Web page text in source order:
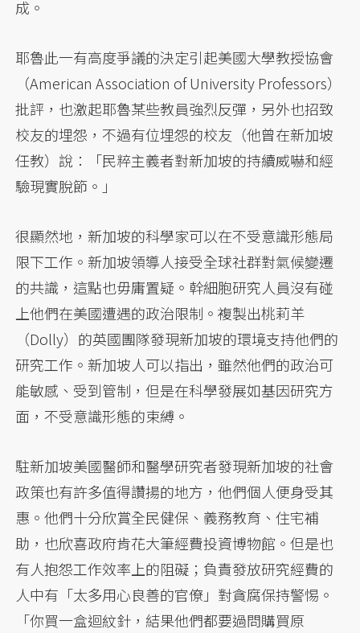
成。
耶魯此一有高度爭議的決定引起美國大學教授協會
（American Association of University Professors）
批評，也激起耶魯某些教員強烈反彈，另外也招致
校友的埋怨，不過有位埋怨的校友（他曾在新加坡
任教）說：「民粹主義者對新加坡的持續威嚇和經
驗現實脫節。」
很顯然地，新加坡的科學家可以在不受意識形態局
限下工作。新加坡領導人接受全球社群對氣候變遷
的共識，這點也毋庸置疑。幹細胞研究人員沒有碰
上他們在美國遭遇的政治限制。複製出桃莉羊
（Dolly）的英國團隊發現新加坡的環境支持他們的
研究工作。新加坡人可以指出，雖然他們的政治可
能敏感、受到管制，但是在科學發展如基因研究方
面，不受意識形態的束縛。
駐新加坡美國醫師和醫學研究者發現新加坡的社會
政策也有許多值得讚揚的地方，他們個人便身受其
惠。他們十分欣賞全民健保、義務教育、住宅補
助，也欣喜政府肯花大筆經費投資博物館。但是也
有人抱怨工作效率上的阻礙；負責發放研究經費的
人中有「太多用心良善的官僚」對貪腐保持警惕。
「你買一盒迴紋針，結果他們都要過問購買原